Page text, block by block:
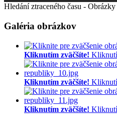
Hledání ztraceného času -
Galéria obrázkov
Kliknutím zväčšíte!
Kliknutím zväčšíte!
Kliknutím zväčšíte!